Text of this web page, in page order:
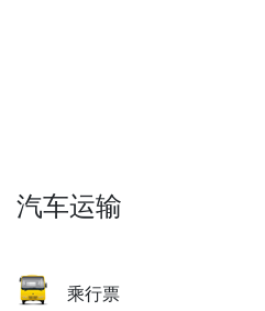
汽车运输
乘行票